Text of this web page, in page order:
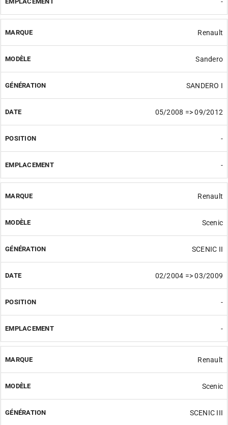
Renault
Sandero
SANDERO I
05/2008 => 09/2012
-
-
Renault
Scenic
SCENIC II
02/2004 => 03/2009
-
-
Renault
Scenic
SCENIC III